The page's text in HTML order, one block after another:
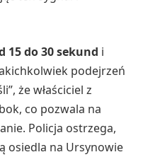
15 do 30 sekund i
podejrzeń
że właściciel z
co pozwala na
Policja ostrzega,
osiedla na Ursynowie